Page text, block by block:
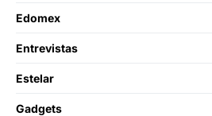
Edomex
Entrevistas
Estelar
Gadgets